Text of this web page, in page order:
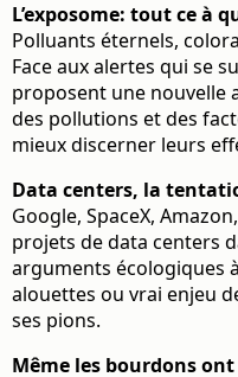
L’exposome: tout ce à
Polluants éternels,
Face aux alertes qui se
proposent une nouvelle
des pollutions et des
mieux discerner leurs
Data centers, la
Google, SpaceX,
projets de data centers
arguments écologiques
alouettes ou vrai enjeu
ses pions.
Même les bourdons